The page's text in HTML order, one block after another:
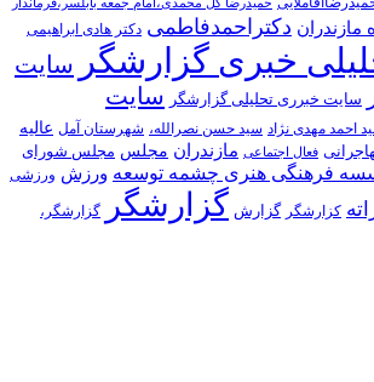
حمیدرضا گل محمدی،امام جمعه بابلسر،فرماندار
مازندران دکتراحمدفاطمی دکتر هادی ابراهیمی
خبری گزارشگر
سایت
سایت خبرری تحلیلی گزارشگر سایت
احمد مهدی نژاد سید حسن نصرالله، شهرستان آمل عالیه
فعال اجتماعی مازندران مجلس مجلس شورای
فرهنگی هنری چشمه توسعه ورزش ورزشی
کزارشگر گزارش گزارشگر گزارشگر،